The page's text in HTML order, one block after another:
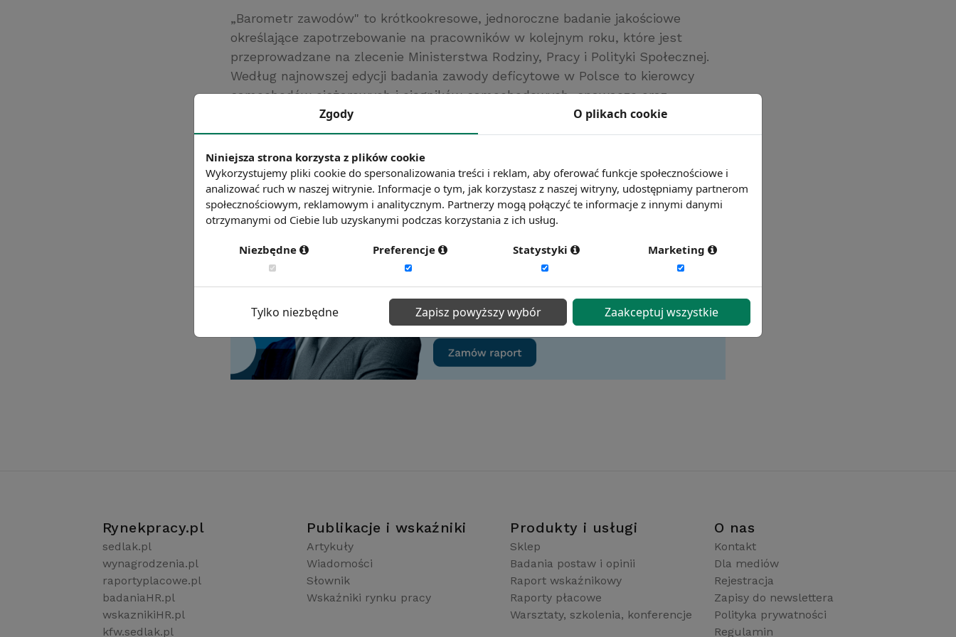
„Barometr zawodów" to krótkookresowe, jednoroczne badanie jakościowe
określające zapotrzebowanie na pracowników w kolejnym roku, które jest
przeprowadzane na zlecenie Ministerstwa Rodziny, Pracy i Polityki Społecznej.
Według najnowszej edycji badania zawody deficytowe w Polsce to kierowcy
samochodów ciężarowych i ciągników samochodowych, spawacze oraz
pielęgniarki i położne.
Źródło: www.barometrzawodow.pl
Chcesz wiedzieć więcej?Zobacz więcej wiadomości
Rynekpracy.pl
sedlak.pl
wynagrodzenia.pl
raportyplacowe.pl
badaniaHR.pl
wskaznikiHR.pl
kfw.sedlak.pl
Publikacje i wskaźniki
Artykuły
Wiadomości
Słownik
Wskaźniki rynku pracy
Produkty i usługi
Sklep
Badania postaw i opinii
Raport wskaźnikowy
Raporty płacowe
Warsztaty, szkolenia, konferencje
O nas
Kontakt
Dla mediów
Rejestracja
Zapisy do newslettera
Polityka prywatności
Regulamin
Zgody O plikach cookie
Niniejsza strona korzysta z plików cookie
Wykorzystujemy pliki cookie do spersonalizowania treści i reklam, aby oferować funkcje społecznościowe i
analizować ruch w naszej witrynie. Informacje o tym, jak korzystasz z naszej witryny, udostępniamy partnerom
społecznościowym, reklamowym i analitycznym. Partnerzy mogą połączyć te informacje z innymi danymi
otrzymanymi od Ciebie lub uzyskanymi podczas korzystania z ich usług.
Niezbędne Preferencje Statystyki Marketing
Tylko niezbędne Zapisz powyższy wybór Zaakceptuj wszystkie